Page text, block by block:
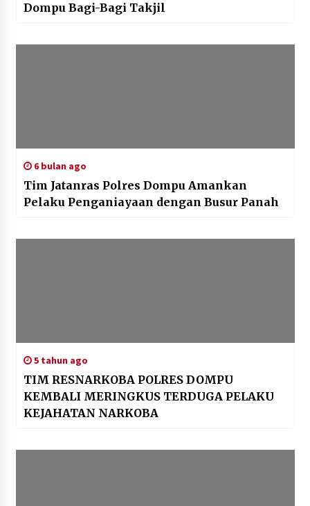
Dompu Bagi-Bagi Takjil
6 bulan ago
Tim Jatanras Polres Dompu Amankan
Pelaku Penganiayaan dengan Busur Panah
5 tahun ago
TIM RESNARKOBA POLRES DOMPU
KEMBALI MERINGKUS TERDUGA PELAKU
KEJAHATAN NARKOBA